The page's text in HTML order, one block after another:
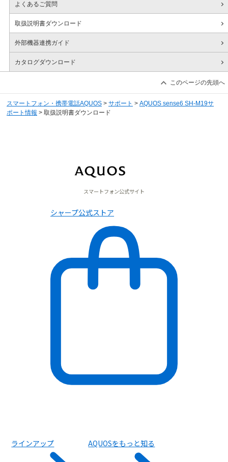
よくあるご質問
取扱説明書ダウンロード
外部機器連携ガイド
カタログダウンロード
このページの先頭へ
スマートフォン・携帯電話AQUOS > サポート > AQUOS sense6 SH-M19サ
ポート情報 > 取扱説明書ダウンロード
スマートフォン公式サイト
シャープ公式ストア
ラインアップ AQUOSをもっと知る